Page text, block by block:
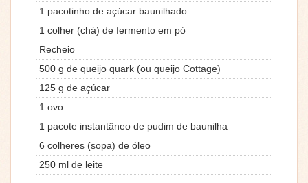
1 pacotinho de açúcar baunilhado
1 colher (chá) de fermento em pó
Recheio
500 g de queijo quark (ou queijo Cottage)
125 g de açúcar
1 ovo
1 pacote instantâneo de pudim de baunilha
6 colheres (sopa) de óleo
250 ml de leite